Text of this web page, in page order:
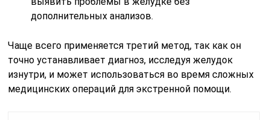
дополнительных анализов.
Чаще всего применяется третий метод, так как он
точно устанавливает диагноз, исследуя желудок
изнутри, и может использоваться во время сложных
медицинских операций для экстренной помощи.